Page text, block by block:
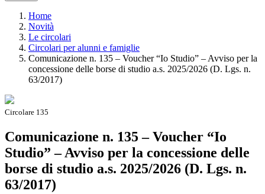
Home
Novità
Le circolari
Circolari per alunni e famiglie
Comunicazione n. 135 – Voucher “Io Studio” – Avviso per la
concessione delle borse di studio a.s. 2025/2026 (D. Lgs. n.
63/2017)
Circolare 135
Comunicazione n. 135 – Voucher “Io
Studio” – Avviso per la concessione delle
borse di studio a.s. 2025/2026 (D. Lgs. n.
63/2017)